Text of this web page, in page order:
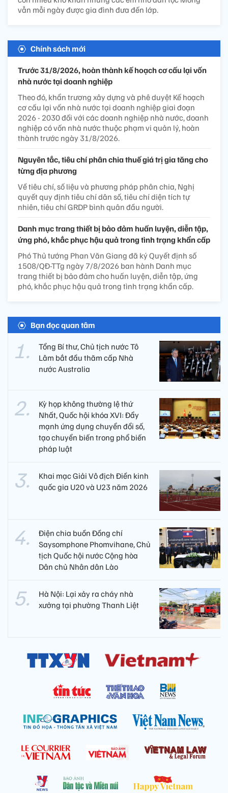
vẫn mỗi ngày được gia đình đưa đến lớp.
Chính sách mới
Trước 31/8/2026, hoàn thành kế hoạch cơ cấu lại vốn
nhà nước tại doanh nghiệp
Theo đó, khẩn trương xây dựng và phê duyệt Kế hoạch
cơ cấu lại vốn nhà nước tại doanh nghiệp giai đoạn
2026 - 2030 đối với các doanh nghiệp nhà nước, doanh
nghiệp có vốn nhà nước thuộc phạm vi quản lý, hoàn
thành trước ngày 31/8/2026.
Nguyên tắc, tiêu chí phân chia thuế giá trị gia tăng cho
từng địa phương
Về tiêu chí, số liệu và phương pháp phân chia, Nghị
quyết quy định tiêu chí dân số, tiêu chí diện tích tự
nhiên, tiêu chí GRDP bình quân đầu người.
Danh mục trang thiết bị bảo đảm huấn luyện, diễn tập,
ứng phó, khắc phục hậu quả trong tình trạng khẩn cấp
Phó Thủ tướng Phan Văn Giang đã ký Quyết định số
1508/QĐ-TTg ngày 7/8/2026 ban hành Danh mục
trang thiết bị bảo đảm cho huấn luyện, diễn tập, ứng
phó, khắc phục hậu quả trong tình trạng khẩn cấp.
Bạn đọc quan tâm
Tổng Bí thư, Chủ tịch nước Tô
Lâm bắt đầu thăm cấp Nhà
nước Australia
Kỳ họp không thường lệ thứ
Nhất, Quốc hội khóa XVI: Đẩy
mạnh ứng dụng chuyển đổi số,
tạo chuyển biến trong phổ biến
pháp luật
Khai mạc Giải Vô địch Điền kinh
quốc gia U20 và U23 năm 2026
Điện chia buồn Đồng chí
Saysomphone Phomvihane, Chủ
tịch Quốc hội nước Cộng hòa
Dân chủ Nhân dân Lào
Hà Nội: Lại xảy ra cháy nhà
xưởng tại phường Thanh Liệt